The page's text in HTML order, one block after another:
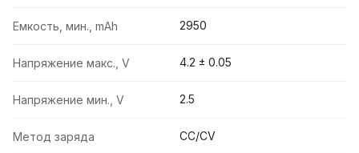
Емкость, мин., mAh 2950
Напряжение макс., V 4.2 ± 0.05
Напряжение мин., V 2.5
Метод заряда CC/CV